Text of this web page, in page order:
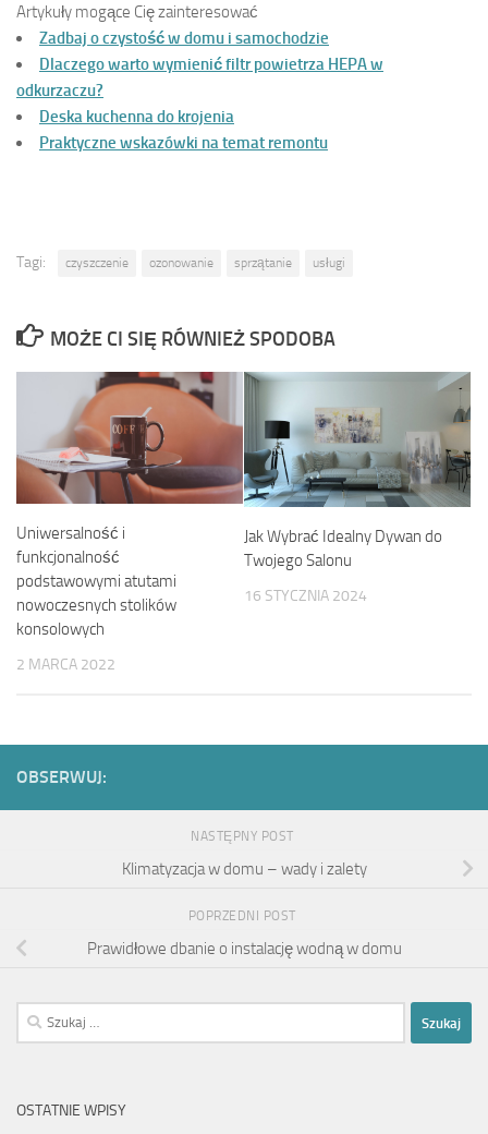
Artykuły mogące Cię zainteresować
Zadbaj o czystość w domu i samochodzie
Dlaczego warto wymienić filtr powietrza HEPA w
odkurzaczu?
Deska kuchenna do krojenia
Praktyczne wskazówki na temat remontu
Tagi: czyszczenie ozonowanie sprzątanie usługi
MOŻE CI SIĘ RÓWNIEŻ SPODOBA
Uniwersalność i
funkcjonalność
podstawowymi atutami
nowoczesnych stolików
konsolowych
2 MARCA 2022
Jak Wybrać Idealny Dywan do
Twojego Salonu
16 STYCZNIA 2024
OBSERWUJ:
NASTĘPNY POST
Klimatyzacja w domu – wady i zalety
POPRZEDNI POST
Prawidłowe dbanie o instalację wodną w domu
Szukaj:
OSTATNIE WPISY